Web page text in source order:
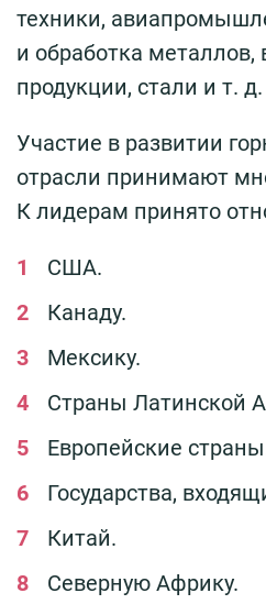
техники,
и обработка металлов,
продукции, стали и т. д.
Участие в развитии
отрасли принимают
К лидерам принято
США.
Канаду.
Мексику.
Страны Латинской
Европейские
Государства,
Китай.
Северную Африку.